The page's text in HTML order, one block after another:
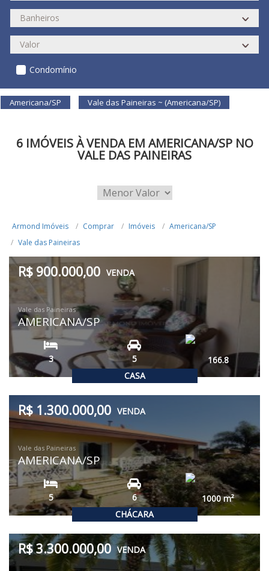
Condomínio
Americana/SP Vale das Paineiras ~ (Americana/SP)
6 IMÓVEIS À VENDA EM AMERICANA/SP NO
VALE DAS PAINEIRAS
Armond Imóveis Comprar Imóveis
Americana/SP
Vale das Paineiras
CASA
R$ 900.000,00 VENDA
Vale das Paineiras
AMERICANA/SP
3 5 166.8
CHÁCARA
R$ 1.300.000,00 VENDA
Vale das Paineiras
AMERICANA/SP
5 6 1000m²
R$ 3.300.000,00 VENDA